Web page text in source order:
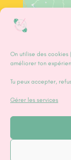
On utilise des cookies
améliorer ton
Tu peux accepter,
Gérer les services